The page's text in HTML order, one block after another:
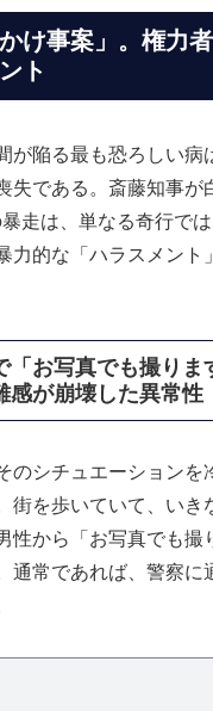
け事案」。権力
ト
が陥る最も恐ろしい病
失である。斎藤知事が
走は、単なる奇行で
力的な「ハラスメント
「お写真でも撮りま
感が崩壊した異常性
のシチュエーションを
街を歩いていて、いき
性から「お写真でも撮
通常であれば、警察に